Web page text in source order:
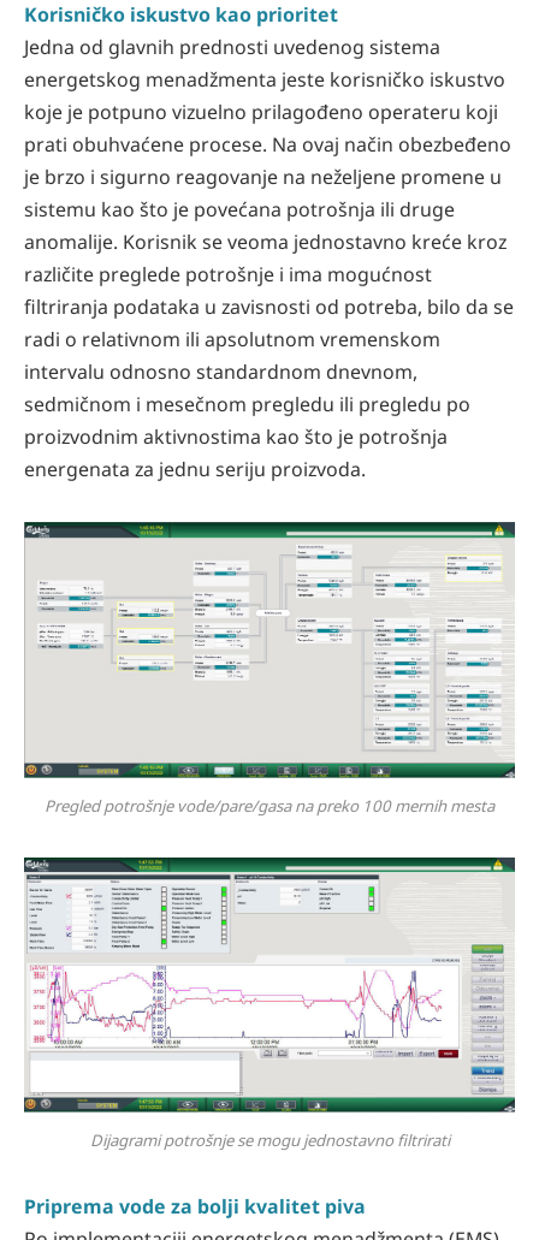
Korisničko iskustvo kao prioritet
Jedna od glavnih prednosti uvedenog sistema
energetskog menadžmenta jeste korisničko iskustvo
koje je potpuno vizuelno prilagođeno operateru koji
prati obuhvaćene procese. Na ovaj način obezbeđeno
je brzo i sigurno reagovanje na neželjene promene u
sistemu kao što je povećana potrošnja ili druge
anomalije. Korisnik se veoma jednostavno kreće kroz
različite preglede potrošnje i ima mogućnost
filtriranja podataka u zavisnosti od potreba, bilo da se
radi o relativnom ili apsolutnom vremenskom
intervalu odnosno standardnom dnevnom,
sedmičnom i mesečnom pregledu ili pregledu po
proizvodnim aktivnostima kao što je potrošnja
energenata za jednu seriju proizvoda.
Pregled potrošnje vode/pare/gasa na preko 100 mernih mesta
Dijagrami potrošnje se mogu jednostavno filtrirati
Priprema vode za bolji kvalitet piva